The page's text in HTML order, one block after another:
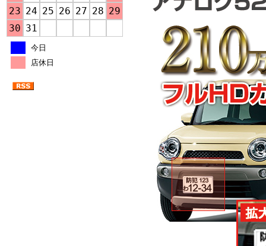
23 24 25 26 27 28 29
30 31
今日
店休日